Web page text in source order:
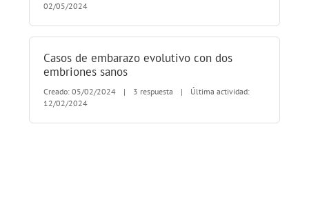
02/05/2024
Casos de embarazo evolutivo con dos
embriones sanos
Creado: 05/02/2024 | 3 respuesta |
Última actividad:
12/02/2024